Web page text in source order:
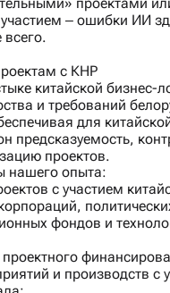
проектами
‒ ошибки ИИ
с КНР
китайской бизнес-
и требований
для
предсказуемость,
проектов.
нашего опыта:
с участием
фондов и
проектного
и производств с